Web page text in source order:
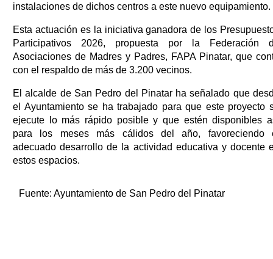
instalaciones de dichos centros a este nuevo equipamiento.
Esta actuación es la iniciativa ganadora de los
Participativos 2026, propuesta por la Federación
Asociaciones de Madres y Padres, FAPA Pinatar, que
con el respaldo de más de 3.200 vecinos.
El alcalde de San Pedro del Pinatar ha señalado que
el Ayuntamiento se ha trabajado para que este proyecto
ejecute lo más rápido posible y que estén disponibles
para los meses más cálidos del año, favoreciendo
adecuado desarrollo de la actividad educativa y docente
estos espacios.
Fuente: Ayuntamiento de San Pedro del Pinatar